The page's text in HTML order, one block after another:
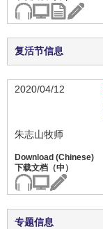
复活节信息
2020/04/12
朱志山牧师
专题信息